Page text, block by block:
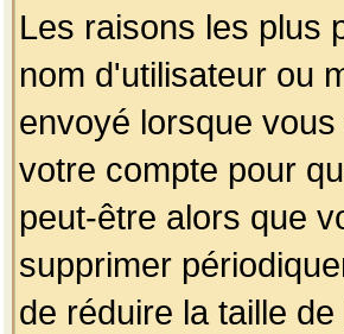
Les raisons les plus
nom d'utilisateur ou
envoyé lorsque
votre compte pour
peut-être alors que
supprimer
de réduire la taille